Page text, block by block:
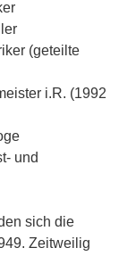
(geteilte
i.R. (1992
und
sich die
Zeitweilig